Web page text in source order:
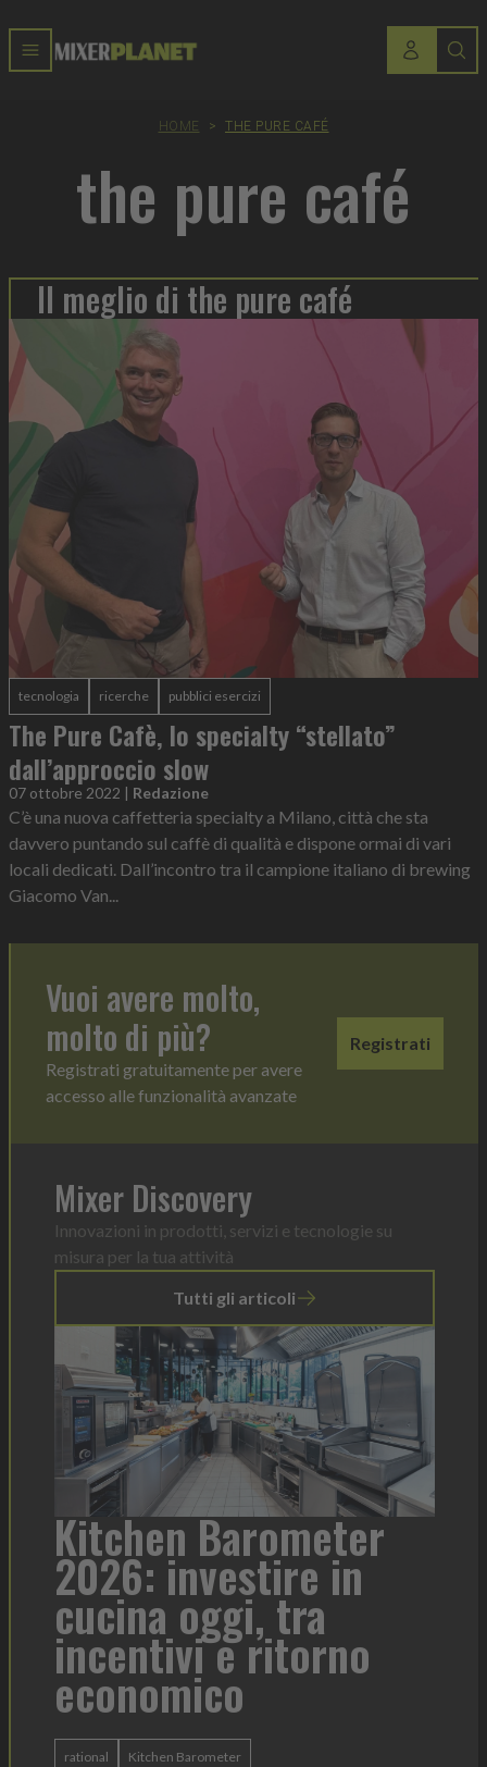
HOME > THE PURE CAFÉ
the pure café
Il meglio di the pure café
tecnologia ricerche pubblici esercizi
The Pure Cafè, lo specialty “stellato”
dall’approccio slow
07 ottobre 2022 | Redazione
C’è una nuova caffetteria specialty a Milano, città che sta
davvero puntando sul caffè di qualità e dispone ormai di vari
locali dedicati. Dall’incontro tra il campione italiano di brewing
Giacomo Van...
Vuoi avere molto,
molto di più?
Registrati gratuitamente per avere
accesso alle funzionalità avanzate
Registrati
Mixer Discovery
Innovazioni in prodotti, servizi e tecnologie su
misura per la tua attività
Tutti gli articoli
Kitchen Barometer
2026: investire in
cucina oggi, tra
incentivi e ritorno
economico
rational Kitchen Barometer